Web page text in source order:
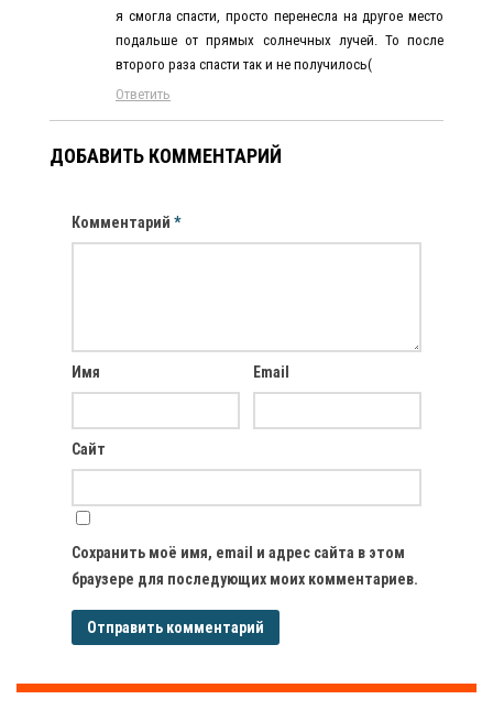
я смогла спасти, просто перенесла на другое место
подальше от прямых солнечных лучей. То после
второго раза спасти так и не получилось(
Ответить
ДОБАВИТЬ КОММЕНТАРИЙ
Комментарий *
Имя Email
Сайт
Сохранить моё имя, email и адрес сайта в этом
браузере для последующих моих комментариев.